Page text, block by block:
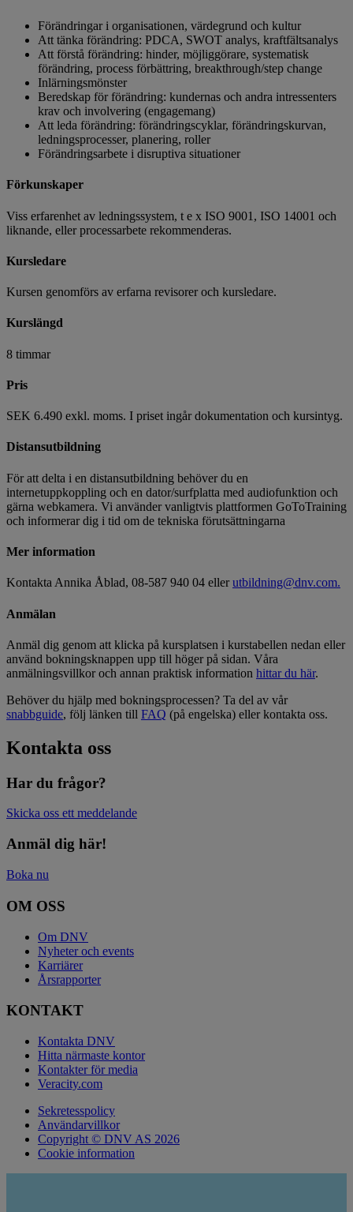
Förändringar i organisationen, värdegrund och kultur
Att tänka förändring: PDCA, SWOT analys, kraftfältsanalys
Att förstå förändring: hinder, möjliggörare, systematisk
förändring, process förbättring, breakthrough/step change
Inlärningsmönster
Beredskap för förändring: kundernas och andra intressenters
krav och involvering (engagemang)
Att leda förändring: förändringscyklar, förändringskurvan,
ledningsprocesser, planering, roller
Förändringsarbete i disruptiva situationer
Förkunskaper
Viss erfarenhet av ledningssystem, t e x ISO 9001, ISO 14001 och
liknande, eller processarbete rekommenderas.
Kursledare
Kursen genomförs av erfarna revisorer och kursledare.
Kurslängd
8 timmar
Pris
SEK 6.490 exkl. moms. I priset ingår dokumentation och kursintyg.
Distansutbildning
För att delta i en distansutbildning behöver du en
internetuppkoppling och en dator/surfplatta med audiofunktion och
gärna webkamera. Vi använder vanligtvis plattformen GoToTraining
och informerar dig i tid om de tekniska förutsättningarna
Mer information
Kontakta Annika Åblad, 08-587 940 04 ellerutbildning@dnv.com.
Anmälan
Anmäl dig genom att klicka på kursplatsen i kurstabellen nedan eller
använd bokningsknappen upp till höger på sidan. Våra
anmälningsvillkor och annan praktisk information hittar du här.
Behöver du hjälp med bokningsprocessen? Ta del av vår
snabbguide, följ länken till FAQ (på engelska) eller kontakta oss.
Kontakta oss
Har du frågor?
Skicka oss ett meddelande
Anmäl dig här!
Boka nu
OM OSS
Om DNV
Nyheter och events
Karriärer
Årsrapporter
KONTAKT
Kontakta DNV
Hitta närmaste kontor
Kontakter för media
Veracity.com
Sekretesspolicy
Användarvillkor
Copyright © DNV AS 2026
Cookie information